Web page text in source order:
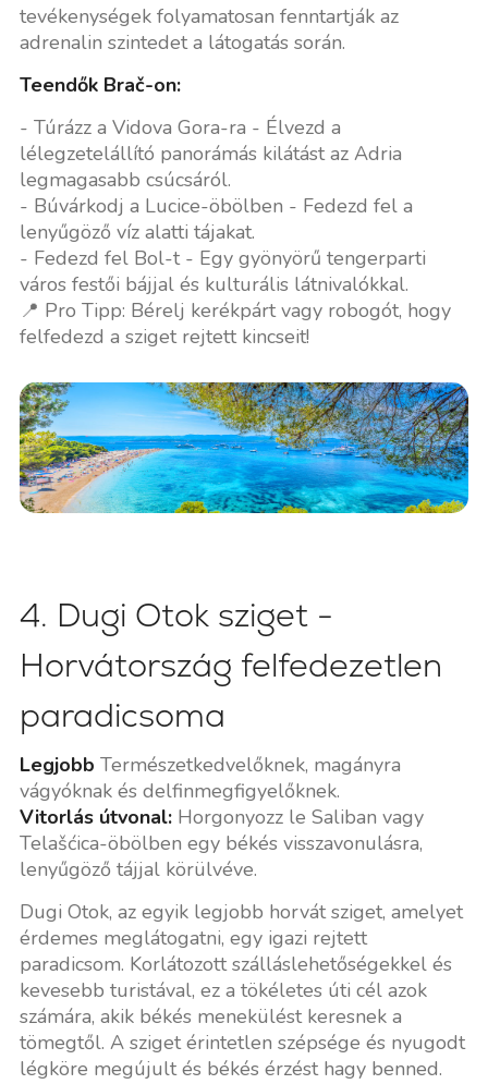
tevékenységek folyamatosan fenntartják az
adrenalin szintedet a látogatás során.
Teendők Brač-on:
- Túrázz a Vidova Gora-ra - Élvezd a
lélegzetelállító panorámás kilátást az Adria
legmagasabb csúcsáról.
- Búvárkodj a Lucice-öbölben - Fedezd fel a
lenyűgöző víz alatti tájakat.
- Fedezd fel Bol-t - Egy gyönyörű tengerparti
város festői bájjal és kulturális látnivalókkal.
📍 Pro Tipp: Bérelj kerékpárt vagy robogót, hogy
felfedezd a sziget rejtett kincseit!
4. Dugi Otok sziget -
Horvátország felfedezetlen
paradicsoma
Legjobb Természetkedvelőknek, magányra
vágyóknak és delfinmegfigyelőknek.
Vitorlás útvonal:Horgonyozz le Saliban vagy
Telašćica-öbölben egy békés visszavonulásra,
lenyűgöző tájjal körülvéve.
Dugi Otok, az egyik legjobb horvát sziget, amelyet
érdemes meglátogatni, egy igazi rejtett
paradicsom. Korlátozott szálláslehetőségekkel és
kevesebb turistával, ez a tökéletes úti cél azok
számára, akik békés menekülést keresnek a
tömegtől. A sziget érintetlen szépsége és nyugodt
légköre megújult és békés érzést hagy benned.